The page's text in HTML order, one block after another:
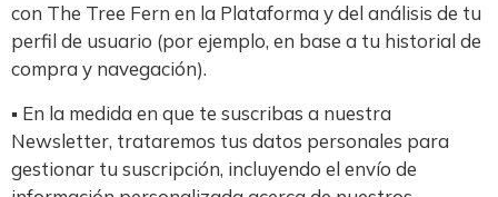
con The Tree Fern en la Plataforma y del análisis de tu
perfil de usuario (por ejemplo, en base a tu historial de
compra y navegación).
▪ En la medida en que te suscribas a nuestra
Newsletter, trataremos tus datos personales para
gestionar tu suscripción, incluyendo el envío de